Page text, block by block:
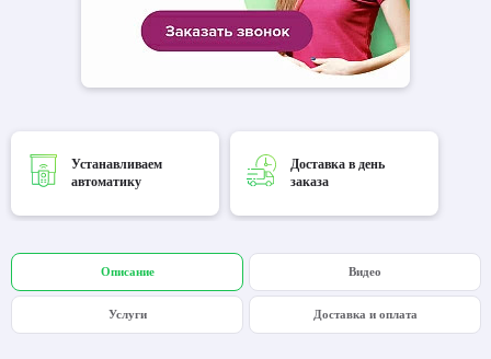
Устанавливаем
автоматику
Доставка в день
заказа
Описание Видео
Услуги Доставка и оплата